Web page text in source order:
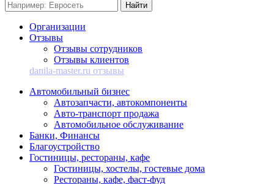
Организации
Отзывы
Отзывы сотрудников
Отзывы клиентов
danila-master.ru отзывы
Автомобильный бизнес
Автозапчасти, автокомпоненты
Авто-транспорт продажа
Автомобильное обслуживание
Банки, Финансы
Благоустройство
Гостиницы, рестораны, кафе
Гостиницы, хостелы, гостевые дома
Рестораны, кафе, фаст-фуд